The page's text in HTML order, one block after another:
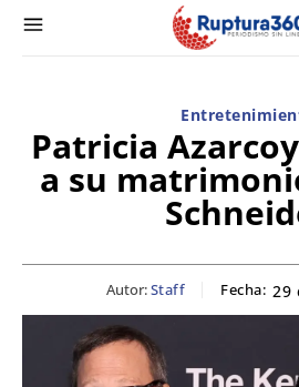
Patricia
a su
Autor:Staff Fecha: 29